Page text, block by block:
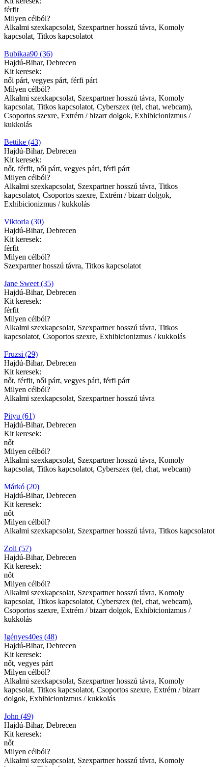
férfit
Milyen célból?
Alkalmi szexkapcsolat, Szexpartner hosszú távra, Komoly
kapcsolat, Titkos kapcsolatot
Bubikaa90 (36)
Hajdú-Bihar, Debrecen
Kit keresek:
női párt, vegyes párt, férfi párt
Milyen célból?
Alkalmi szexkapcsolat, Szexpartner hosszú távra, Komoly
kapcsolat, Titkos kapcsolatot, Cyberszex (tel, chat, webcam),
Csoportos szexre, Extrém / bizarr dolgok, Exhibicionizmus /
kukkolás
Bettike (43)
Hajdú-Bihar, Debrecen
Kit keresek:
nőt, férfit, női párt, vegyes párt, férfi párt
Milyen célból?
Alkalmi szexkapcsolat, Szexpartner hosszú távra, Titkos
kapcsolatot, Csoportos szexre, Extrém / bizarr dolgok,
Exhibicionizmus / kukkolás
Viktoria (30)
Hajdú-Bihar, Debrecen
Kit keresek:
férfit
Milyen célból?
Szexpartner hosszú távra, Titkos kapcsolatot
Jane Sweet (35)
Hajdú-Bihar, Debrecen
Kit keresek:
férfit
Milyen célból?
Alkalmi szexkapcsolat, Szexpartner hosszú távra, Titkos
kapcsolatot, Csoportos szexre, Exhibicionizmus / kukkolás
Fruzsi (29)
Hajdú-Bihar, Debrecen
Kit keresek:
nőt, férfit, női párt, vegyes párt, férfi párt
Milyen célból?
Alkalmi szexkapcsolat, Szexpartner hosszú távra
Pityu (61)
Hajdú-Bihar, Debrecen
Kit keresek:
nőt
Milyen célból?
Alkalmi szexkapcsolat, Szexpartner hosszú távra, Komoly
kapcsolat, Titkos kapcsolatot, Cyberszex (tel, chat, webcam)
Márkó (20)
Hajdú-Bihar, Debrecen
Kit keresek:
nőt
Milyen célból?
Alkalmi szexkapcsolat, Szexpartner hosszú távra, Titkos kapcsolatot
Zoli (57)
Hajdú-Bihar, Debrecen
Kit keresek:
nőt
Milyen célból?
Alkalmi szexkapcsolat, Szexpartner hosszú távra, Komoly
kapcsolat, Titkos kapcsolatot, Cyberszex (tel, chat, webcam),
Csoportos szexre, Extrém / bizarr dolgok, Exhibicionizmus /
kukkolás
Igényes40es (48)
Hajdú-Bihar, Debrecen
Kit keresek:
nőt, vegyes párt
Milyen célból?
Alkalmi szexkapcsolat, Szexpartner hosszú távra, Komoly
kapcsolat, Titkos kapcsolatot, Csoportos szexre, Extrém / bizarr
dolgok, Exhibicionizmus / kukkolás
John (49)
Hajdú-Bihar, Debrecen
Kit keresek:
nőt
Milyen célból?
Alkalmi szexkapcsolat, Szexpartner hosszú távra, Komoly